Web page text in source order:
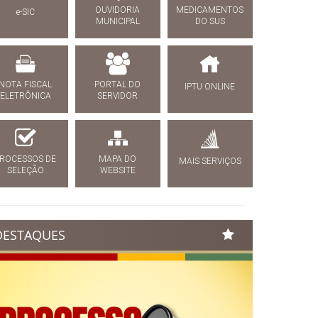
e-SIC
OUVIDORIA
MUNICIPAL
MEDICAMENTOS
DO SUS
FISCAL
ELETRÔNICA
PORTAL DO
SERVIDOR
IPTU ONLINE
DE
SELEÇÃO
MAPA DO
WEBSITE
MAIS SERVIÇOS